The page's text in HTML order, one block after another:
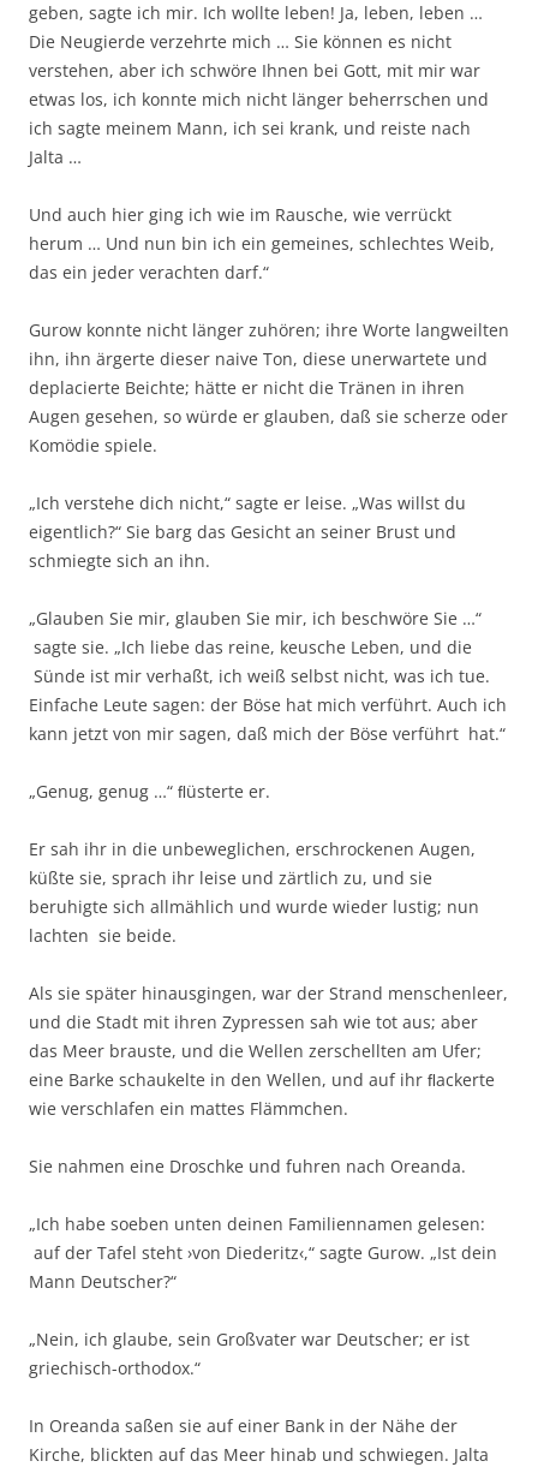
geben, sagte ich mir. Ich wollte leben! Ja, leben, leben …
Die Neugierde verzehrte mich … Sie können es nicht
verstehen, aber ich schwöre Ihnen bei Gott, mit mir war
etwas los, ich konnte mich nicht länger beherrschen und
ich sagte meinem Mann, ich sei krank, und reiste nach
Jalta …
Und auch hier ging ich wie im Rausche, wie verrückt
herum … Und nun bin ich ein gemeines, schlechtes Weib,
das ein jeder verachten darf.“
Gurow konnte nicht länger zuhören; ihre Worte langweilten
ihn, ihn ärgerte dieser naive Ton, diese unerwartete und
deplacierte Beichte; hätte er nicht die Tränen in ihren
Augen gesehen, so würde er glauben, daß sie scherze oder
Komödie spiele.
„Ich verstehe dich nicht,“ sagte er leise. „Was willst du
eigentlich?“ Sie barg das Gesicht an seiner Brust und
schmiegte sich an ihn.
„Glauben Sie mir, glauben Sie mir, ich beschwöre Sie …“
sagte sie. „Ich liebe das reine, keusche Leben, und die
Sünde ist mir verhaßt, ich weiß selbst nicht, was ich tue.
Einfache Leute sagen: der Böse hat mich verführt. Auch ich
kann jetzt von mir sagen, daß mich der Böse verführt hat.“
„Genug, genug …“ ﬂüsterte er.
Er sah ihr in die unbeweglichen, erschrockenen Augen,
küßte sie, sprach ihr leise und zärtlich zu, und sie
beruhigte sich allmählich und wurde wieder lustig; nun
lachten sie beide.
Als sie später hinausgingen, war der Strand menschenleer,
und die Stadt mit ihren Zypressen sah wie tot aus; aber
das Meer brauste, und die Wellen zerschellten am Ufer;
eine Barke schaukelte in den Wellen, und auf ihr ﬂackerte
wie verschlafen ein mattes Flämmchen.
Sie nahmen eine Droschke und fuhren nach Oreanda.
„Ich habe soeben unten deinen Familiennamen gelesen:
auf der Tafel steht ›von Diederitz‹,“ sagte Gurow. „Ist dein
Mann Deutscher?“
„Nein, ich glaube, sein Großvater war Deutscher; er ist
griechisch-orthodox.“
In Oreanda saßen sie auf einer Bank in der Nähe der
Kirche, blickten auf das Meer hinab und schwiegen. Jalta